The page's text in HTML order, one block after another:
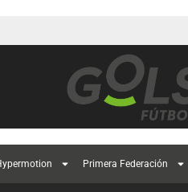
Primera Federación